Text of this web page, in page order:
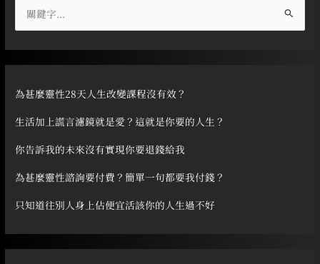
尋
關
字
為甚麼靈性28天人生改變課程沒有效？
生活加上謊言濾鏡就是愛？這就是你要的人生？
你告訴我的未來沒有實現你要退錢給我
為甚麼靈性諮詢要付費？簡單一句都要我付錢？
只知道往別人身上佔便宜活該你的人生過不好